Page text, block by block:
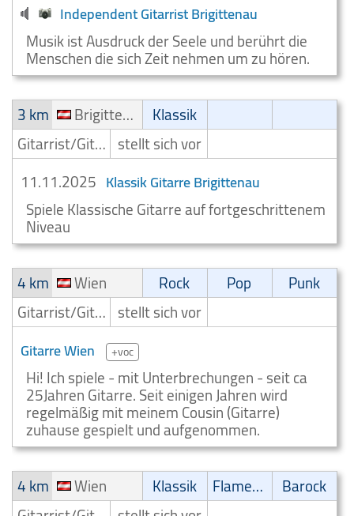
Independent Gitarrist Brigittenau
Musik ist Ausdruck der Seele und berührt die
Menschen die sich Zeit nehmen um zu hören.
3 km
Brigittenau
Klassik
Gitarrist/Gitarrenspieler stellt sich vor
11.11.2025 Klassik Gitarre Brigittenau
Spiele Klassische Gitarre auf fortgeschrittenem
Niveau
4 km
Wien Rock Pop
Punk
Gitarrist/Gitarrenspieler stellt sich vor
Gitarre Wien +voc
Hi! Ich spiele - mit Unterbrechungen - seit ca
25Jahren Gitarre. Seit einigen Jahren wird
regelmäßig mit meinem Cousin (Gitarre)
zuhause gespielt und aufgenommen.
4 km
Wien Klassik Flamenco
Barock